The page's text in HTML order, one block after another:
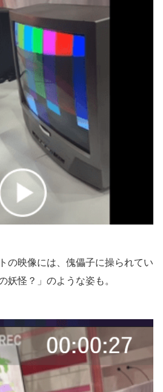
の映像には、傀儡子に操られてい
妖怪？」のような姿も。